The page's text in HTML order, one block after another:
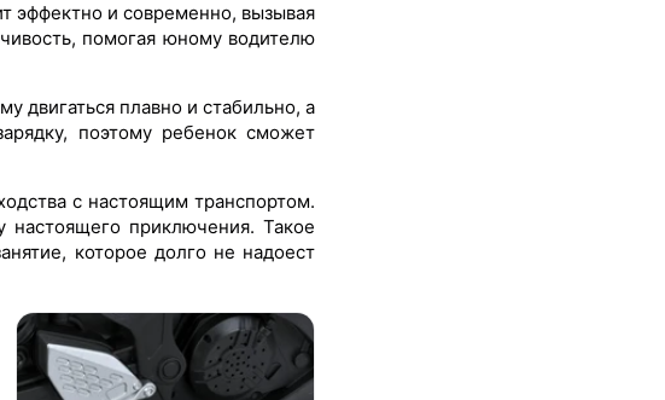
эффектно и современно, вызывая
помогая юному водителю
двигаться плавно и стабильно, а
поэтому ребенок сможет
с настоящим транспортом.
настоящего приключения. Такое
которое долго не надоест